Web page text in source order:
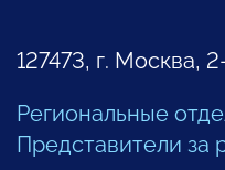
127473, г. Москва,
Региональные
Представители за